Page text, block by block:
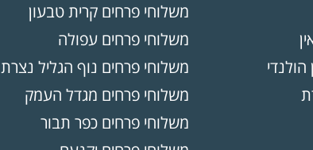
משלוחי פרחים קרית טבעון
משלוחי פרחים עפולה
משלוחי פרחים נוף הגליל נצרת
משלוחי פרחים מגדל העמק
משלוחי פרחים כפר תבור